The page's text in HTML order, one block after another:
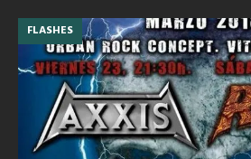
FLASHES